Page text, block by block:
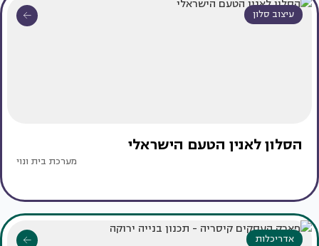
עיצוב סלון
הסלון לאנין הטעם הישראלי
מערכת בית ונוי
אדריכלות